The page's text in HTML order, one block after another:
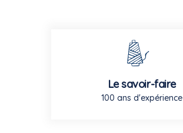
Le savoir-faire
100 ans d'expérience